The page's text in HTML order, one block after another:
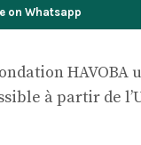
on Whatsapp
à partir de